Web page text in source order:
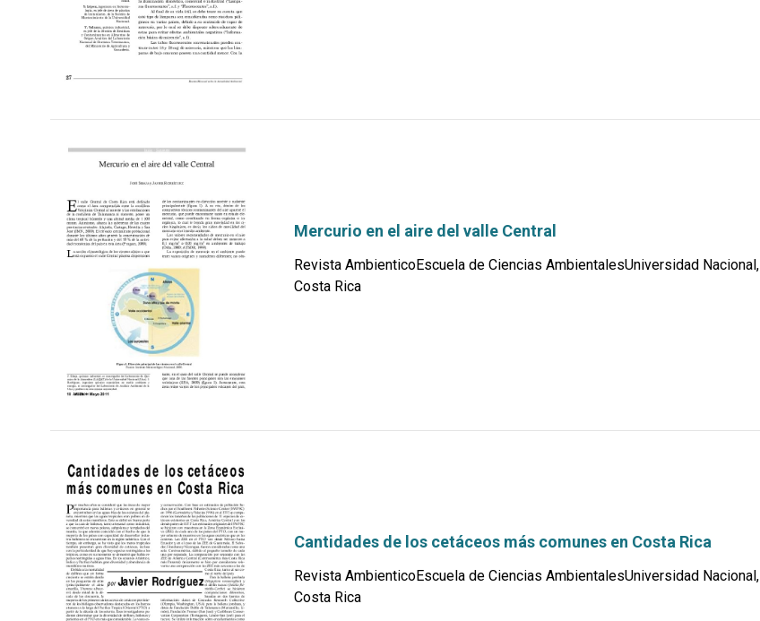
Mercurio en el aire del valle Central
Revista AmbienticoEscuela de Ciencias AmbientalesUniversidad Nacional,
Costa Rica
Cantidades de los cetáceos más comunes en Costa Rica
Revista AmbienticoEscuela de Ciencias AmbientalesUniversidad Nacional,
Costa Rica